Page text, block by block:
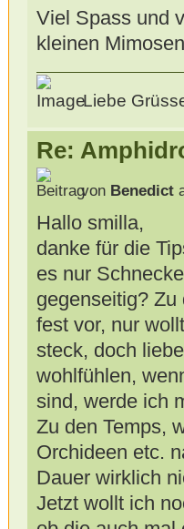
Viel Spass und
kleinen
Liebe
Re:
von Benedict
Hallo smilla,
danke für die
es nur
gegenseitig?
fest vor, nur
steck, doch
wohlfühlen,
sind, werde ich
Zu den Temps,
Orchideen etc.
Dauer wirklich
Jetzt wollt ich